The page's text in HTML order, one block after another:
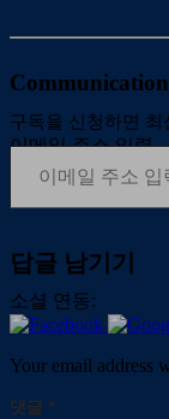
구독을 신청하면
이메일 주소 입력
답글 남기기
소셜 연동:
Your email address
댓글 *